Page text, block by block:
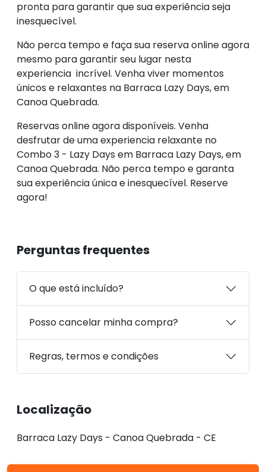
pronta para garantir que sua experiência seja
inesquecível.
Não perca tempo e faça sua reserva online agora
mesmo para garantir seu lugar nesta
experiencia incrível. Venha viver momentos
únicos e relaxantes na Barraca Lazy Days, em
Canoa Quebrada.
Reservas online agora disponíveis. Venha
desfrutar de uma experiencia relaxante no
Combo 3 - Lazy Days em Barraca Lazy Days, em
Canoa Quebrada. Não perca tempo e garanta
sua experiência única e inesquecível. Reserve
agora!
Perguntas frequentes
O que está incluído?
Posso cancelar minha compra?
Regras, termos e condições
Localização
Barraca Lazy Days - Canoa Quebrada - CE